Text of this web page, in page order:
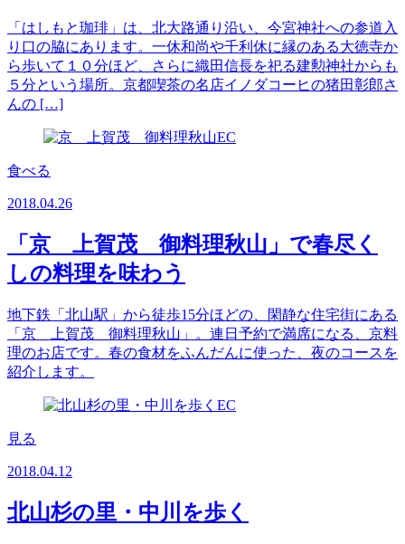
「はしもと珈琲」は、北大路通り沿い、今宮神社への参道入
り口の脇にあります。一休和尚や千利休に縁のある大徳寺か
ら歩いて１０分ほど、さらに織田信長を祀る建勲神社からも
５分という場所。京都喫茶の名店イノダコーヒの猪田彰郎さ
んの […]
食べる
2018.04.26
「京 上賀茂 御料理秋山」で春尽く
しの料理を味わう
地下鉄「北山駅」から徒歩15分ほどの、閑静な住宅街にある
「京 上賀茂 御料理秋山」。連日予約で満席になる、京料
理のお店です。春の食材をふんだんに使った、夜のコースを
紹介します。
見る
2018.04.12
北山杉の里・中川を歩く